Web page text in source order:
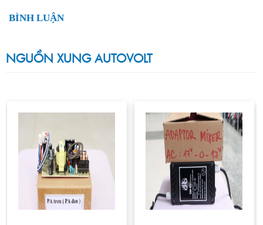
BÌNH LUẬN
NGUỒN XUNG AUTOVOLT